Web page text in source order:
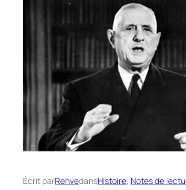
Écrit parRehvedansHistoire, Notes de